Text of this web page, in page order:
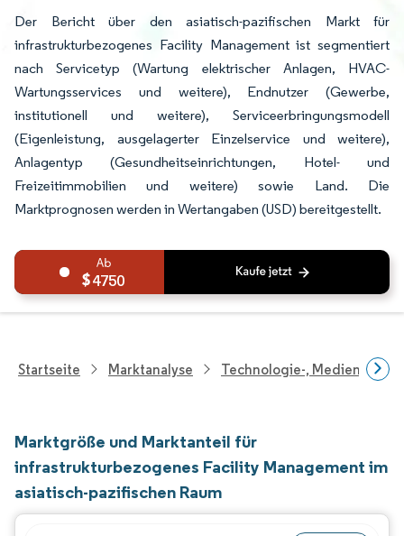
Der Bericht über den asiatisch-pazifischen Markt für
infrastrukturbezogenes Facility Management ist segmentiert
nach Servicetyp (Wartung elektrischer Anlagen, HVAC-
Wartungsservices und weitere), Endnutzer (Gewerbe,
institutionell und weitere), Serviceerbringungsmodell
(Eigenleistung, ausgelagerter Einzelservice und weitere),
Anlagentyp (Gesundheitseinrichtungen, Hotel- und
Freizeitimmobilien und weitere) sowie Land. Die
Marktprognosen werden in Wertangaben (USD) bereitgestellt.
4750
Startseite Marktanalyse Technologie-, Medien- Und
Marktgröße und Marktanteil für
infrastrukturbezogenes Facility Management im
asiatisch-pazifischen Raum